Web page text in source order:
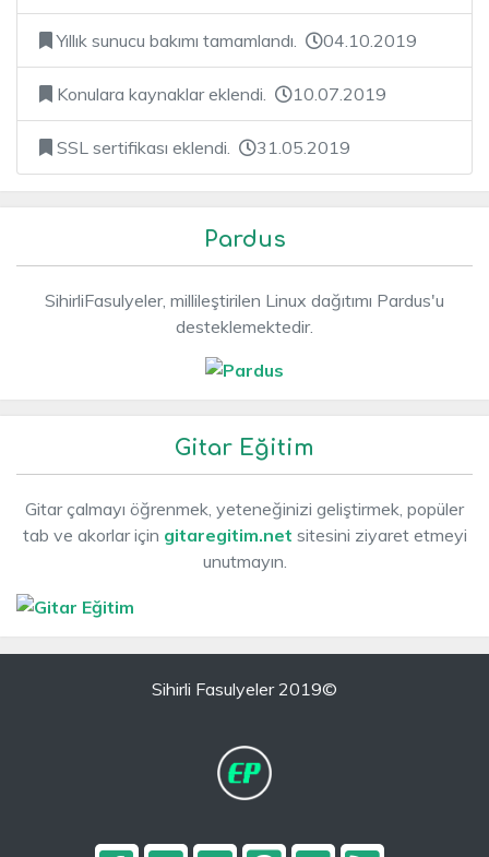
Yıllık sunucu bakımı tamamlandı. 04.10.2019
Konulara kaynaklar eklendi. 10.07.2019
SSL sertifikası eklendi. 31.05.2019
Pardus
SihirliFasulyeler, millileştirilen Linux dağıtımı Pardus'u
desteklemektedir.
Gitar Eğitim
Gitar çalmayı öğrenmek, yeteneğinizi geliştirmek, popüler
tab ve akorlar için gitaregitim.net sitesini ziyaret etmeyi
unutmayın.
Sihirli Fasulyeler 2019©